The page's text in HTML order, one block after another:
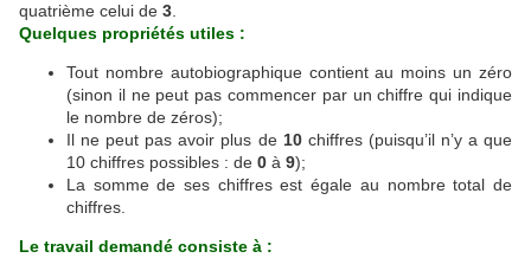
quatrième celui de 3
Quelques propriétés utiles :
Tout nombre autobiographique contient au moins un zéro
(sinon il ne peut pas commencer par un chiffre qui indique
le nombre de zéros);
Il ne peut pas avoir plus de 10chiffres (puisqu’il n’y a que
10 chiffres possibles : de 0 à 9);
La somme de ses chiffres est égale au nombre total de
chiffres.
Le travail demandé consiste à :